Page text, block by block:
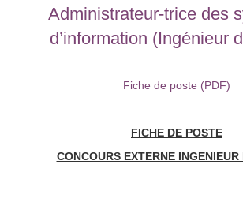
Administrateur-trice des
d’information (Ingénieur
Fiche de poste (PDF)
FICHE DE POSTE
CONCOURS EXTERNE INGENIEUR